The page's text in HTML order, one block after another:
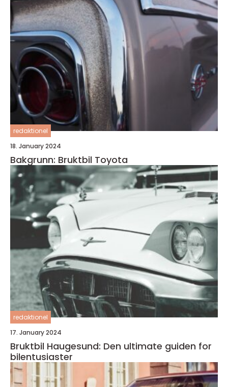
redaktionel
18. January 2024
Bakgrunn: Bruktbil Toyota
redaktionel
17. January 2024
Bruktbil Haugesund: Den ultimate guiden for
bilentusiaster